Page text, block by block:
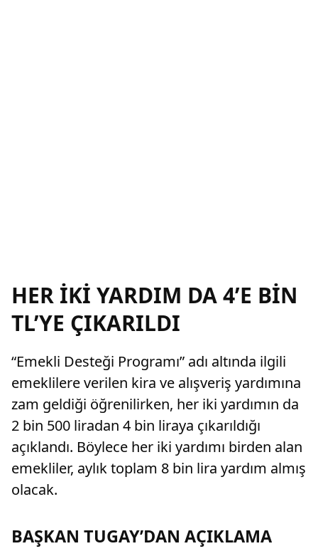
HER İKİ YARDIM DA 4’E BİN
TL’YE ÇIKARILDI
“Emekli Desteği Programı” adı altında ilgili
emeklilere verilen kira ve alışveriş yardımına
zam geldiği öğrenilirken, her iki yardımın da
2 bin 500 liradan 4 bin liraya çıkarıldığı
açıklandı. Böylece her iki yardımı birden alan
emekliler, aylık toplam 8 bin lira yardım almış
olacak.
BAŞKAN TUGAY’DAN AÇIKLAMA